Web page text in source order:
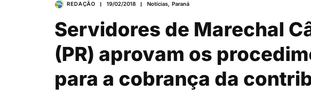
REDAÇÃO 19/02/2018 Notícias, Paraná
Servidores de Marechal
(PR) aprovam os
para a cobrança da